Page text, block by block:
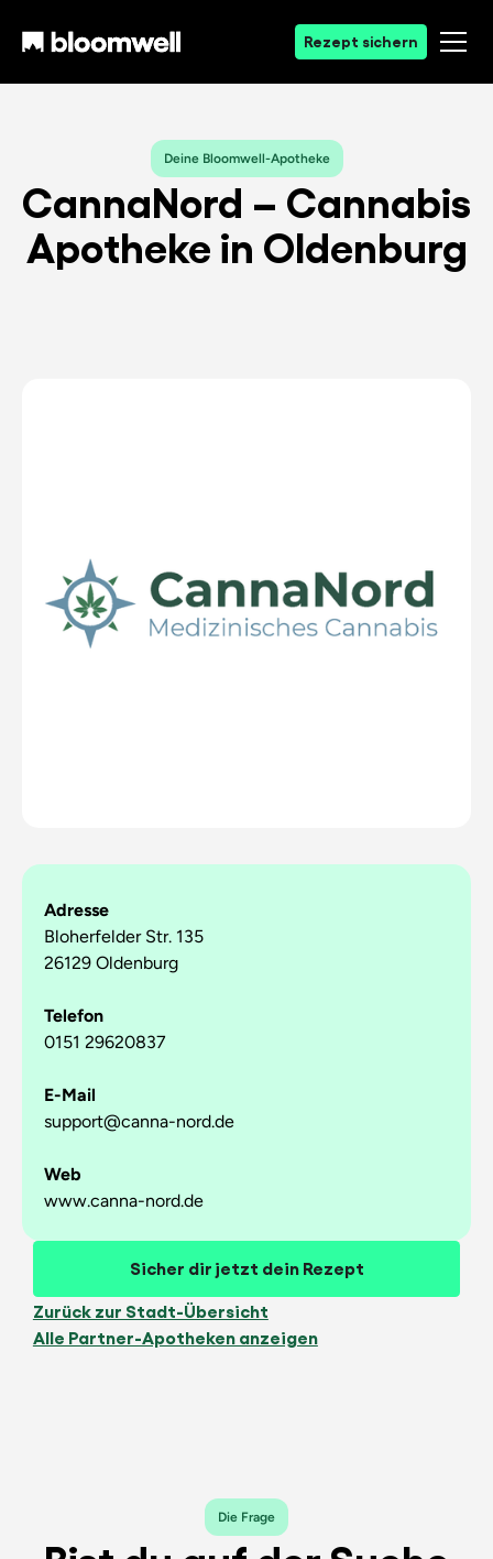
Rezept sichern
Deine Bloomwell-Apotheke
CannaNord – Cannabis
Apotheke in Oldenburg
Adresse
Bloherfelder Str. 135
26129 Oldenburg
Telefon
0151 29620837
E-Mail
support@canna-nord.de
Web
www.canna-nord.de
Sicher dir jetzt dein Rezept
Zurück zur Stadt-Übersicht
Alle Partner-Apotheken anzeigen
Die Frage